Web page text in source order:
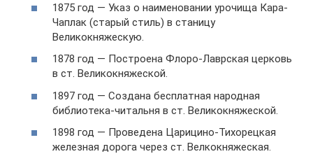
1875 год — Указ о наименовании урочища Кара-
Чаплак (старый стиль) в станицу
Великокняжескую.
1878 год — Построена Флоро-Лаврская церковь
в ст. Великокняжеской.
1897 год — Создана бесплатная народная
библиотека-читальня в ст. Великокняжеской.
1898 год — Проведена Царицино-Тихорецкая
железная дорога через ст. Велкокняжеская.